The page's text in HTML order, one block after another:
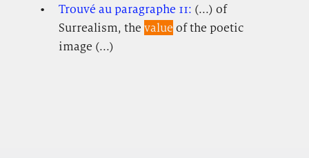
Trouvé au paragraphe 11: (...) of
Surrealism, the value of the poetic
image (...)